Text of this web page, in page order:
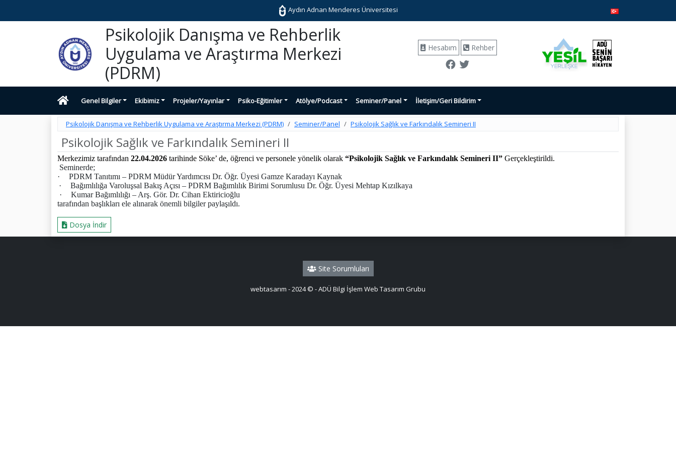
Aydın Adnan Menderes Üniversitesi
Psikolojik Danışma ve Rehberlik
Uygulama ve Araştırma Merkezi
(PDRM)
Hesabım Rehber
Genel Bilgiler Ekibimiz Projeler/Yayınlar Psiko-Eğitimler Atölye/Podcast Seminer/Panel İletişim/Geri Bildirim
Psikolojik Danışma ve Rehberlik Uygulama ve Araştırma Merkezi (PDRM) Seminer/Panel Psikolojik Sağlık ve Farkındalık Semineri II
Psikolojik Sağlık ve Farkındalık Semineri II
Merkezimiz tarafından 22.04.2026 tarihinde Söke’ de, öğrenci ve personele yönelik olarak “Psikolojik Sağlık ve Farkındalık Semineri II” Gerçekleştirildi.
Seminerde;
·
PDRM Tanıtımı – PDRM Müdür Yardımcısı Dr. Öğr. Üyesi Gamze Karadayı Kaynak
·
Bağımlılığa Varoluşsal Bakış Açısı – PDRM Bağımlılık Birimi Sorumlusu Dr. Öğr. Üyesi Mehtap Kızılkaya
·
Kumar Bağımlılığı – Arş. Gör. Dr. Cihan Ektiricioğlu
tarafından başlıkları ele alınarak önemli bilgiler paylaşıldı.
Dosya İndir
Site Sorumluları
webtasarım - 2024 © - ADÜ Bilgi İşlem Web Tasarım Grubu